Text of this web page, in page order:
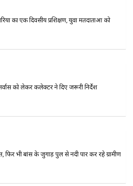
का एक दिवसीय प्रशिक्षण, युवा मतदाताओं को
को लेकर कलेक्टर ने दिए जरूरी निर्देश
फिर भी बांस के जुगाड़ पुल से नदी पार कर रहे ग्रामीण